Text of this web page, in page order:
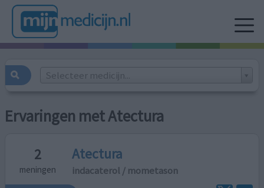
Selecteer medicijn...
Ervaringen met Atectura
2
meningen
Atectura
indacaterol / mometason